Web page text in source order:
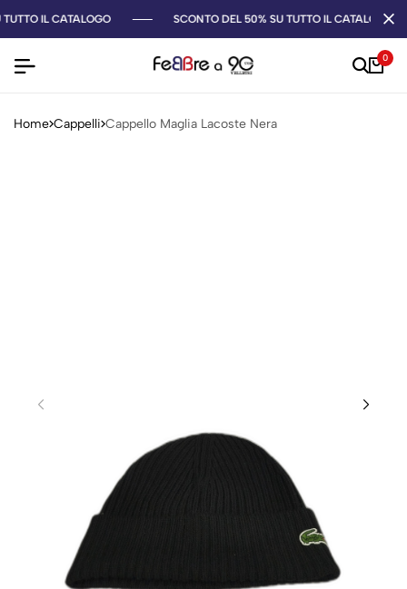
IL CATALOGO SCONTO DEL 50% SU TUTTO IL CATALOGO
0
Home Cappelli Cappello Maglia Lacoste Nera